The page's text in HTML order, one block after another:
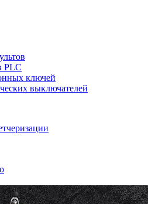
PLC
ключей
выключателей